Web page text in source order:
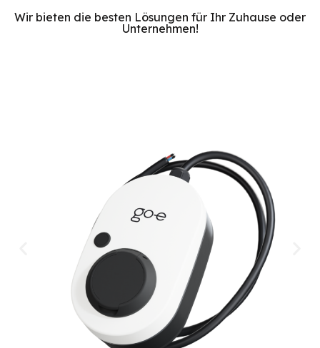
Wir bieten die besten Lösungen für Ihr Zuhause oder
Unternehmen!